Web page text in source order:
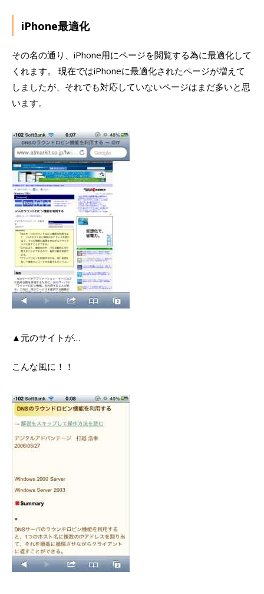
iPhone最適化
その名の通り、iPhone用にページを閲覧する為に最適化して
くれます。 現在ではiPhoneに最適化されたページが増えて
しましたが、それでも対応していないページはまだ多いと思
います。
▲元のサイトが…
こんな風に！！